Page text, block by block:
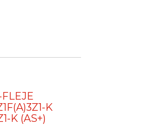
K
K (AS+)